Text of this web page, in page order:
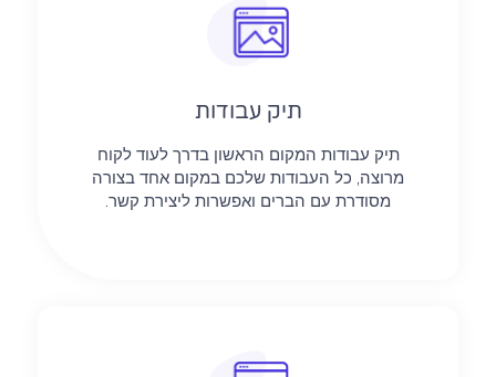
תיק עבודות
תיק עבודות המקום הראשון בדרך לעוד לקוח
מרוצה, כל העבודות שלכם במקום אחד בצורה
מסודרת עם הברים ואפשרות ליצירת קשר.